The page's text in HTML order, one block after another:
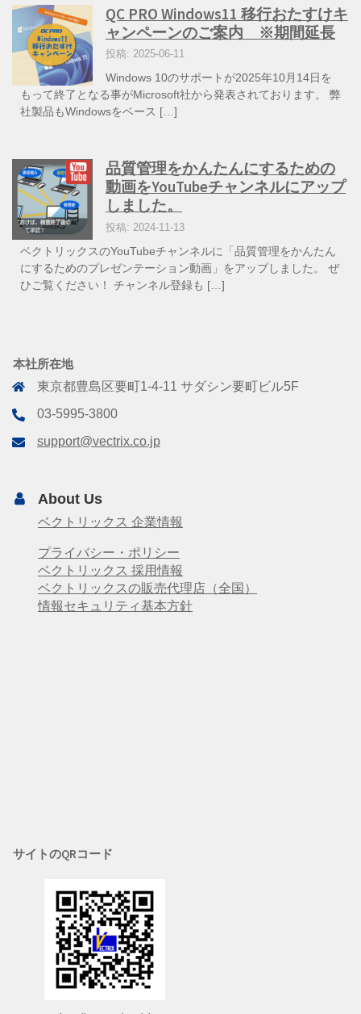
QC PRO Windows11 移行おたすけキ
ャンペーンのご案内 ※期間延長
投稿: 2025-06-11
Windows 10のサポートが2025年10月14日を
もって終了となる事がMicrosoft社から発表されております。 弊
社製品もWindowsをベース […]
品質管理をかんたんにするための
動画をYouTubeチャンネルにアップ
しました。
投稿: 2024-11-13
ベクトリックスのYouTubeチャンネルに「品質管理をかんたん
にするためのプレゼンテーション動画」をアップしました。 ぜ
ひご覧ください！ チャンネル登録も […]
本社所在地
東京都豊島区要町1-4-11 サダシン要町ビル5F
03-5995-3800
support@vectrix.co.jp
About Us
ベクトリックス 企業情報
プライバシー・ポリシー
ベクトリックス 採用情報
ベクトリックスの販売代理店（全国）
情報セキュリティ基本方針
サイトのQRコード